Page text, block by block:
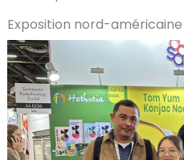
Exposition nord-américaine